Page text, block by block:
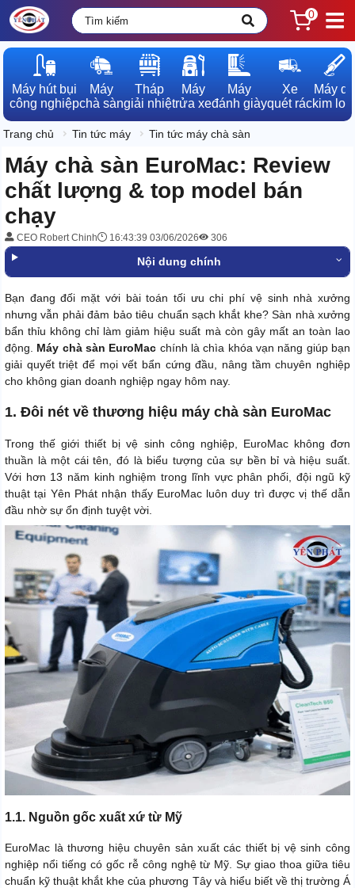
0
Máy hút bụi
công nghiệp
Máy
chà sàn
Tháp
giải nhiệt
Máy
rửa xe
Máy
đánh giày
Xe
quét rác
Máy dò
kim loại
Trang chủ Tin tức máy Tin tức máy chà sàn
Máy chà sàn EuroMac: Review
chất lượng & top model bán
chạy
CEO Robert Chinh 16:43:39 03/06/2026 306
Nội dung chính
Bạn đang đối mặt với bài toán tối ưu chi phí vệ sinh nhà xưởng
nhưng vẫn phải đảm bảo tiêu chuẩn sạch khắt khe? Sàn nhà xưởng
bẩn thỉu không chỉ làm giảm hiệu suất mà còn gây mất an toàn lao
động. Máy chà sàn EuroMac chính là chìa khóa vạn năng giúp bạn
giải quyết triệt để mọi vết bẩn cứng đầu, nâng tầm chuyên nghiệp
cho không gian doanh nghiệp ngay hôm nay.
1. Đôi nét về thương hiệu máy chà sàn EuroMac
Trong thế giới thiết bị vệ sinh công nghiệp, EuroMac không đơn
thuần là một cái tên, đó là biểu tượng của sự bền bỉ và hiệu suất.
Với hơn 13 năm kinh nghiệm trong lĩnh vực phân phối, đội ngũ kỹ
thuật tại Yên Phát nhận thấy EuroMac luôn duy trì được vị thế dẫn
đầu nhờ sự ổn định tuyệt vời.
1.1. Nguồn gốc xuất xứ từ Mỹ
EuroMac là thương hiệu chuyên sản xuất các thiết bị vệ sinh công
nghiệp nổi tiếng có gốc rễ công nghệ từ Mỹ. Sự giao thoa giữa tiêu
chuẩn kỹ thuật khắt khe của phương Tây và hiểu biết về thị trường Á